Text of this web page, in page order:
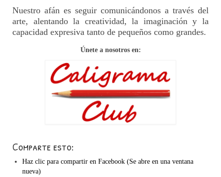
Nuestro afán es seguir comunicándonos a través del
arte, alentando la creatividad, la imaginación y la
capacidad expresiva tanto de pequeños como grandes.
Únete a nosotros en:
Comparte esto:
Haz clic para compartir en Facebook (Se abre en una ventana
nueva)